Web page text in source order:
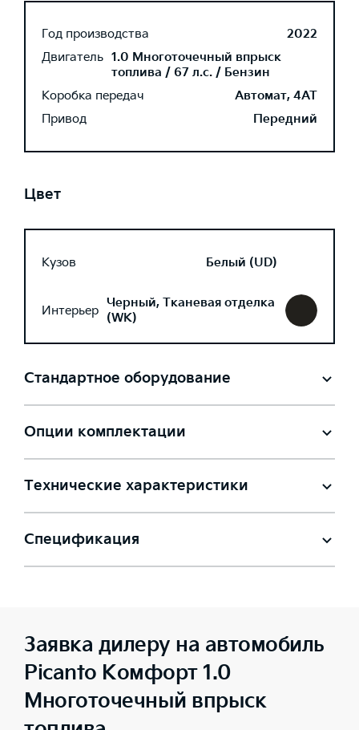
Год производства
2022
Двигатель 1.0 Многоточечный впрыск
топлива / 67 л.с. / Бензин
Коробка передач
Автомат, 4AT
Привод
Передний
Цвет
Кузов Белый (UD)
Интерьер Черный, Тканевая отделка
(WK)
Стандартное оборудование
Опции комплектации
Технические характеристики
Спецификация
Заявка дилеру на автомобиль
Picanto Комфорт 1.0
Многоточечный впрыск